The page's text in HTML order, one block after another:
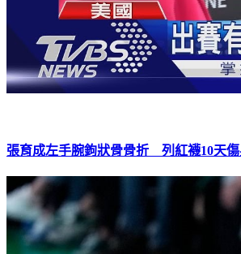
張育成左手腕鉤狀骨骨折 列紅襪10天